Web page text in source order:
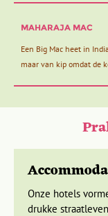
levendige verhalen
gaan is 10.
MAHARAJA MAC
Een Big Mac heet in
maar van kip omdat de
Onze hotels
drukke